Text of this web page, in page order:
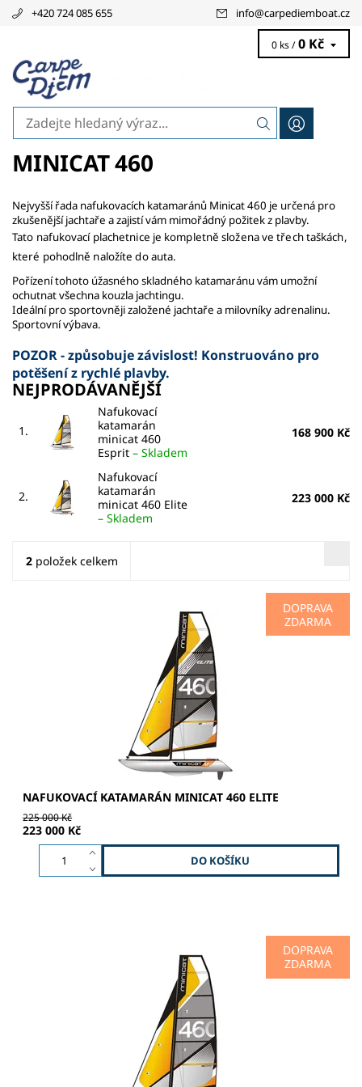
+420 724 085 655 info@carpediemboat.cz
0 ks / 0 Kč
MINICAT 460
Nejvyšší řada nafukovacích katamaránů Minicat 460 je určená pro
zkušenější jachtaře a zajistí vám mimořádný požitek z plavby.
Tato nafukovací plachetnice je kompletně složenave třech taškách,
které pohodlně naložíte do auta.
Pořízení tohoto úžasného skladného katamaránu vám umožní
ochutnat všechna kouzla jachtingu.
Ideální pro sportovněji založené jachtaře a milovníky adrenalinu.
Sportovní výbava.
POZOR - způsobuje závislost! Konstruováno pro
potěšení z rychlé plavby.
NEJPRODÁVANĚJŠÍ
1.
Nafukovací
katamarán
minicat 460
Esprit – Skladem
168 900 Kč
2.
Nafukovací
katamarán
minicat 460 Elite
– Skladem
223 000 Kč
2 položek celkem
DOPRAVA
ZDARMA
SPORT | ADRENALIN | DOBRODRUŽSTVÍ 4-dílný ultra
lehký karbonový stěžeň Hliníkový rám - černý lakovaný /
matný povrch Kormidlo – karbon Bowsprit – karbon Hlavní
NAFUKOVACÍ KATAMARÁN MINICAT 460 ELITE
225 000 Kč
223 000 Kč
DOPRAVA
ZDARMA
SPORT | ADRENALIN | DOBRODRUŽSTVÍ 4-dílný hliníkový
stěžeň - černý lak / matný povrch Hliníkový rám - černý lak
/ matný povrch Kormidlo - laminát / epoxi RTM Hlavní...